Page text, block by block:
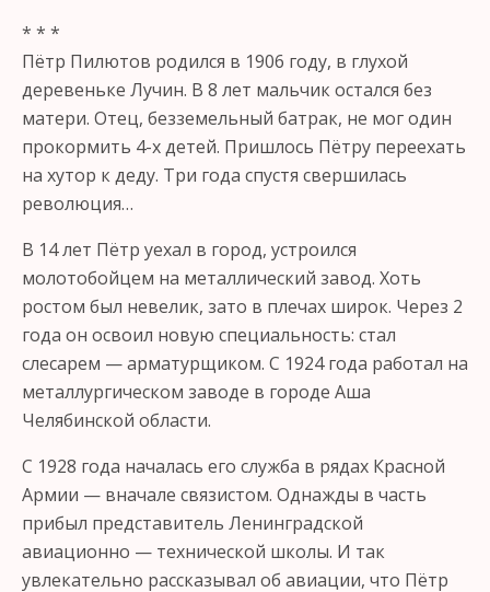
* * *
Пётр Пилютов родился в 1906 году, в глухой
деревеньке Лучин. В 8 лет мальчик остался без
матери. Отец, безземельный батрак, не мог один
прокормить 4-х детей. Пришлось Пётру переехать
на хутор к деду. Три года спустя свершилась
революция…
В 14 лет Пётр уехал в город, устроился
молотобойцем на металлический завод. Хоть
ростом был невелик, зато в плечах широк. Через 2
года он освоил новую специальность: стал
слесарем — арматурщиком. С 1924 года работал на
металлургическом заводе в городе Аша
Челябинской области.
С 1928 года началась его служба в рядах Красной
Армии — вначале связистом. Однажды в часть
прибыл представитель Ленинградской
авиационно — технической школы. И так
увлекательно рассказывал об авиации, что Пётр